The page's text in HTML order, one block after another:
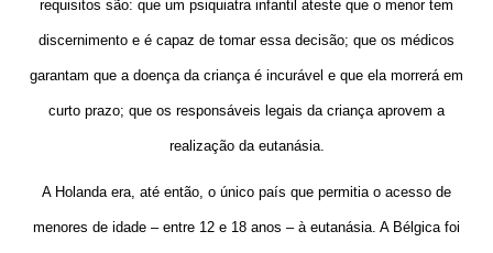
requisitos são: que um psiquiatra infantil ateste que o menor tem
discernimento e é capaz de tomar essa decisão; que os médicos
garantam que a doença da criança é incurável e que ela morrerá em
curto prazo; que os responsáveis legais da criança aprovem a
realização da eutanásia.
A Holanda era, até então, o único país que permitia o acesso de
menores de idade – entre 12 e 18 anos – à eutanásia. A Bélgica foi